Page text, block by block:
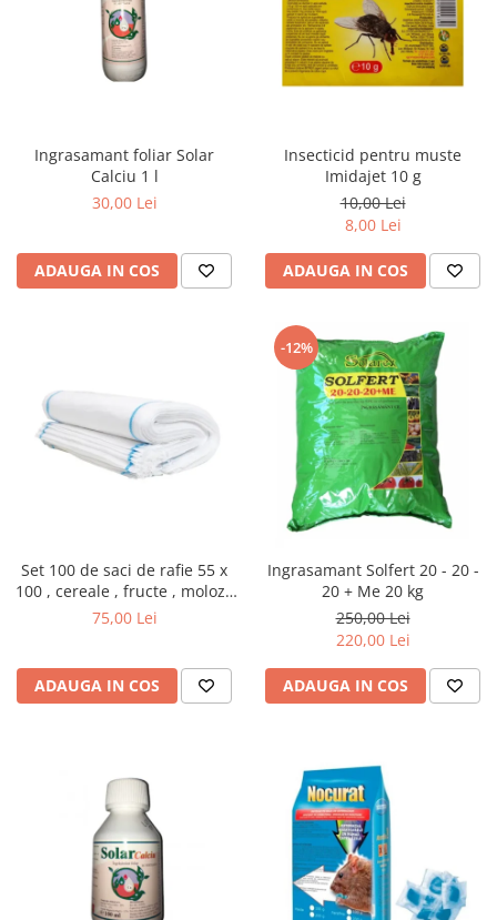
Ingrasamant foliar Solar
Calciu 1 l
30,00 Lei
ADAUGA IN COS
Insecticid pentru muste
Imidajet 10 g
10,00 Lei
8,00 Lei
ADAUGA IN COS
Set 100 de saci de rafie 55 x
100 , cereale , fructe , moloz ,
menaj si depozitare
75,00 Lei
ADAUGA IN COS
-12%
Ingrasamant Solfert 20 - 20 -
20 + Me 20 kg
250,00 Lei
220,00 Lei
ADAUGA IN COS